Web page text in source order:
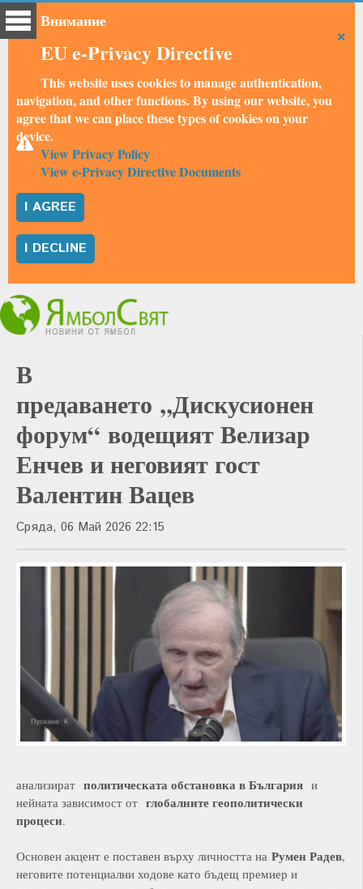
×
Внимание
EU e-Privacy Directive
This website uses cookies to manage authentication,
navigation, and other functions. By using our website, you
agree that we can place these types of cookies on your
device.
View Privacy Policy
View e-Privacy Directive Documents
I AGREE
I DECLINE
В
предаването „Дискусионен
форум“ водещият Велизар
Енчев и неговият гост
Валентин Вацев
Сряда, 06 Май 2026 22:15
анализират политическата обстановка в България и
нейната зависимост от глобалните геополитически
процеси.
Основен акцент е поставен върху личността на Румен Радев,
неговите потенциални ходове като бъдещ премиер и